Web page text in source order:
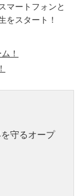
マートフォンと
をスタート！
！
守るオープ